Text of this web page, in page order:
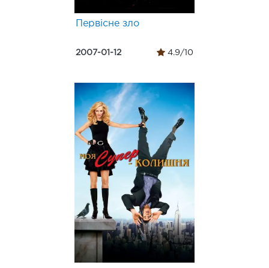
Первісне зло
2007-01-12 4.9/10